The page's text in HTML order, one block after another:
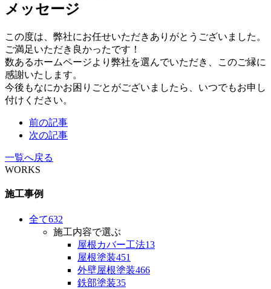
メッセージ
この度は、弊社にお任せいただきありがとうございました。
ご満足いただき良かったです！
数あるホームページより弊社を選んでいただき、このご縁に
感謝いたします。
今後もなにかお困りごとがございましたら、いつでもお申し
付けください。
前の記事
次の記事
一覧へ戻る
WORKS
施工事例
全て632
施工内容で選ぶ
屋根カバー工法13
屋根塗装451
外壁屋根塗装466
鉄部塗装35